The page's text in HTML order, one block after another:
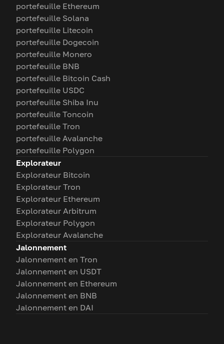
portefeuille Ethereum
portefeuille Solana
portefeuille Litecoin
portefeuille Dogecoin
portefeuille Monero
portefeuille BNB
portefeuille Bitcoin Cash
portefeuille USDC
portefeuille Shiba Inu
portefeuille Toncoin
portefeuille Tron
portefeuille Avalanche
portefeuille Polygon
Explorateur
Explorateur Bitcoin
Explorateur Tron
Explorateur Ethereum
Explorateur Arbitrum
Explorateur Polygon
Explorateur Avalanche
Jalonnement
Jalonnement en Tron
Jalonnement en USDT
Jalonnement en Ethereum
Jalonnement en BNB
Jalonnement en DAI